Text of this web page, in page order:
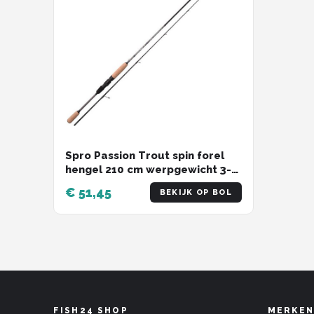
Spro Passion Trout spin forel
hengel 210 cm werpgewicht 3-
10 gram Spro voor het vissen op
forel en zalmforel
€ 51,45 BEKIJK OP BOL
FISH24 SHOP MERKEN